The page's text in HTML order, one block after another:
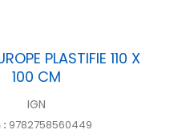
PLASTIFIE 110 X
100 CM
IGN
: 9782758560449